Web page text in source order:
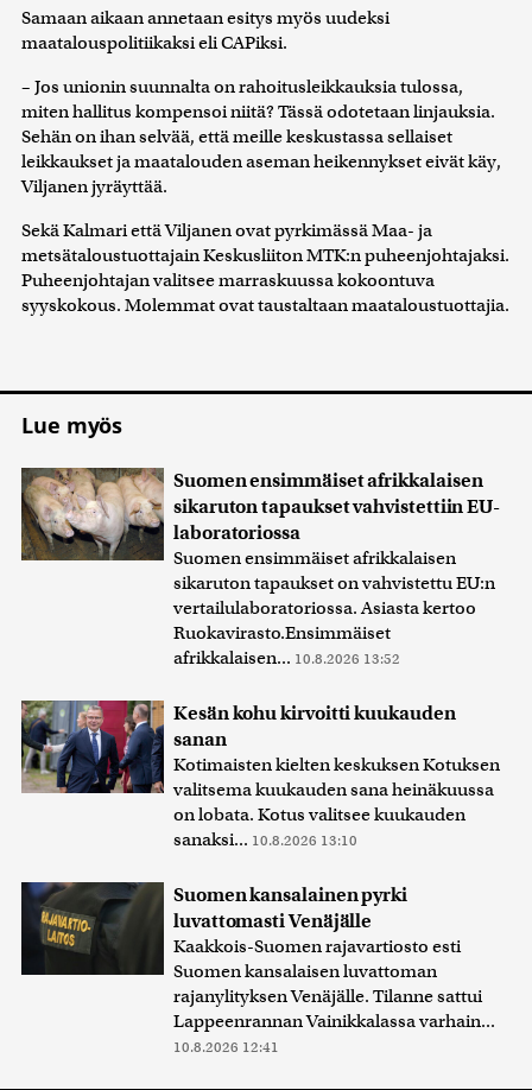
kerätty, kun olet käyttänyt heidän palvelujaan. Tietoja
saatetaan myös siirtää ulkomaille.
Samaan aikaan annetaan esitys myös uudeksi
maatalouspolitiikaksi eli CAPiksi.
– Jos unionin suunnalta on rahoitusleikkauksia tulossa,
miten hallitus kompensoi niitä? Tässä odotetaan linjauksia.
Sehän on ihan selvää, että meille keskustassa sellaiset
leikkaukset ja maatalouden aseman heikennykset eivät käy,
Viljanen jyräyttää.
Sekä Kalmari että Viljanen ovat pyrkimässä Maa- ja
metsätaloustuottajain Keskusliiton MTK:n puheenjohtajaksi.
Puheenjohtajan valitsee marraskuussa kokoontuva
syyskokous. Molemmat ovat taustaltaan maataloustuottajia.
Lue myös
Suomen ensimmäiset afrikkalaisen
sikaruton tapaukset vahvistettiin EU-
laboratoriossa
Suomen ensimmäiset afrikkalaisen
sikaruton tapaukset on vahvistettu EU:n
vertailulaboratoriossa. Asiasta kertoo
Ruokavirasto.Ensimmäiset
afrikkalaisen... 10.8.2026 13:52
Kesän kohu kirvoitti kuukauden
sanan
Kotimaisten kielten keskuksen Kotuksen
valitsema kuukauden sana heinäkuussa
on lobata. Kotus valitsee kuukauden
sanaksi... 10.8.2026 13:10
Suomen kansalainen pyrki
luvattomasti Venäjälle
Kaakkois-Suomen rajavartiosto esti
Suomen kansalaisen luvattoman
rajanylityksen Venäjälle. Tilanne sattui
Lappeenrannan Vainikkalassa varhain...
10.8.2026 12:41